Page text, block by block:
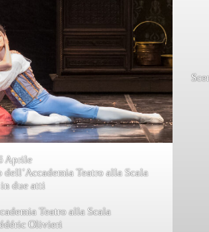
Aprile
Teatro alla Scala
due atti
Teatro alla Scala
Olivieri